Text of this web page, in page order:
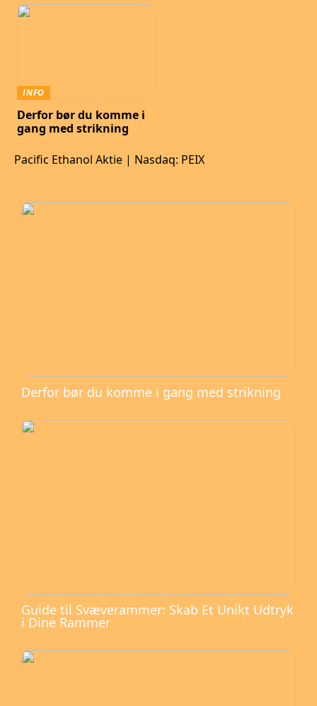
INFO
Derfor bør du komme i
gang med strikning
Pacific Ethanol Aktie | Nasdaq: PEIX
Derfor bør du komme i gang med strikning
Guide til Svæverammer: Skab Et Unikt Udtryk
i Dine Rammer